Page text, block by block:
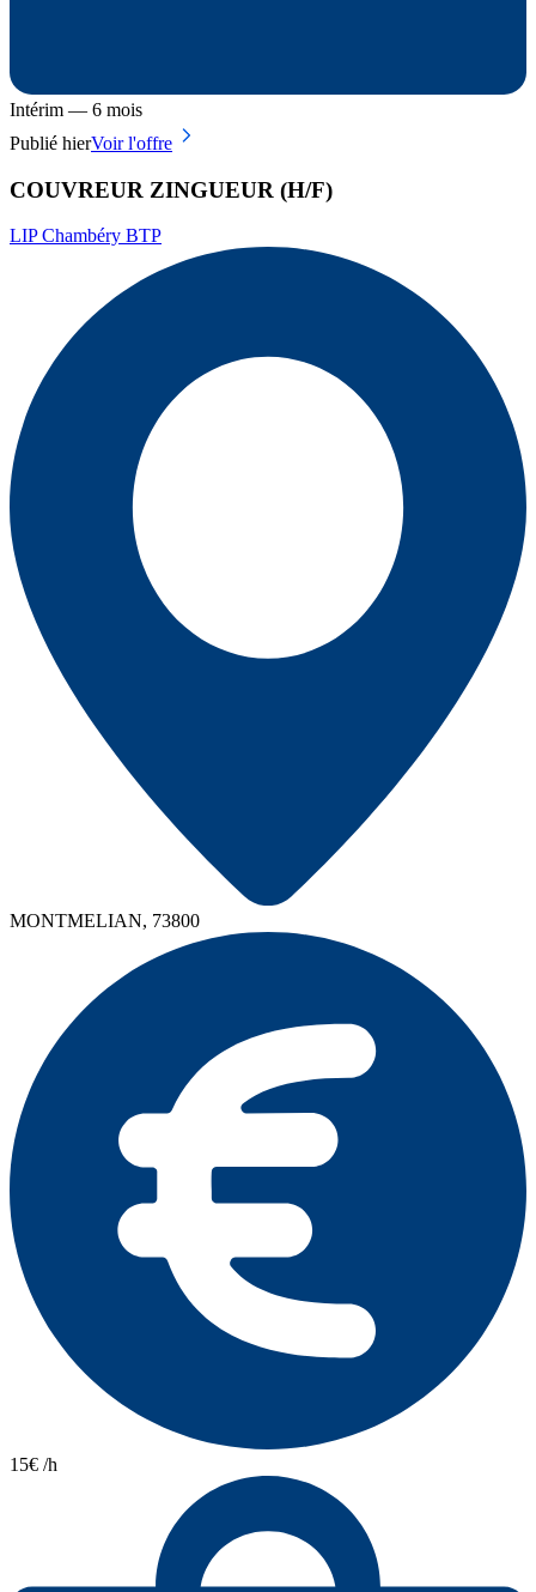
Intérim — 6 mois
Publié hierVoir l'offre
COUVREUR ZINGUEUR (H/F)
LIP Chambéry BTP
MONTMELIAN, 73800
15€ /h